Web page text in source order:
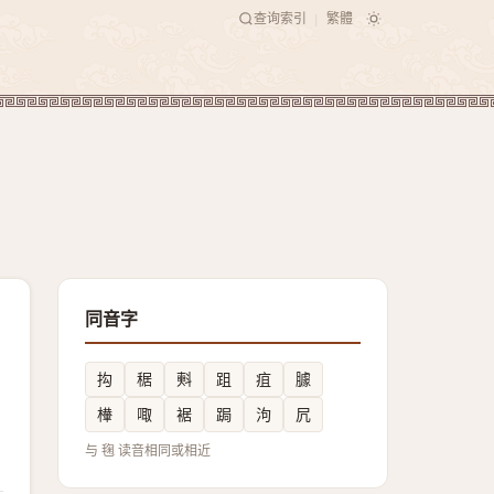
查询索引 繁體
同音字
抅 䅕 㪺 跙 疽
臄
檋
㖩 裾 跼 泃 凥
与 毱 读音相同或相近